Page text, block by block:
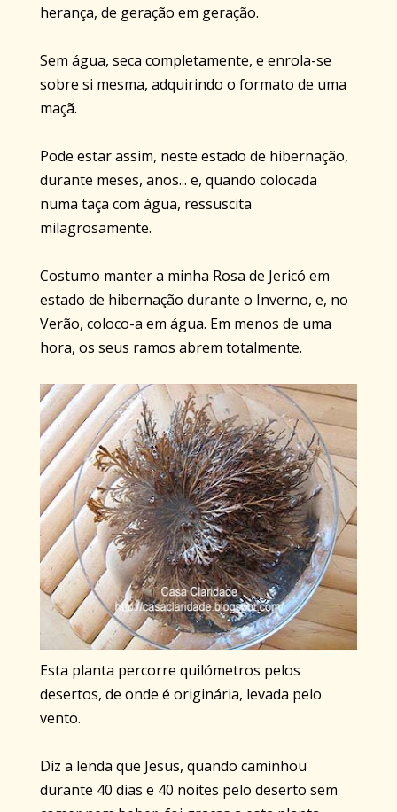
herança, de geração em geração.
Sem água, seca completamente, e enrola-se
sobre si mesma, adquirindo o formato de uma
maçã.
Pode estar assim, neste estado de hibernação,
durante meses, anos... e, quando colocada
numa taça com água, ressuscita
milagrosamente.
Costumo manter a minha Rosa de Jericó em
estado de hibernação durante o Inverno, e, no
Verão, coloco-a em água. Em menos de uma
hora, os seus ramos abrem totalmente.
Esta planta percorre quilómetros pelos
desertos, de onde é originária, levada pelo
vento.
Diz a lenda que Jesus, quando caminhou
durante 40 dias e 40 noites pelo deserto sem